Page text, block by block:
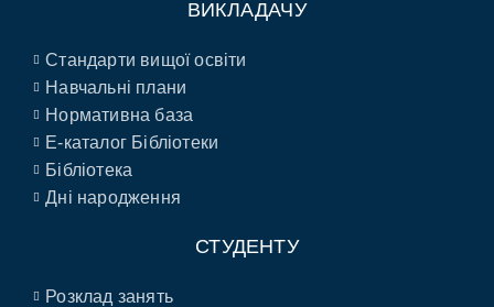
ВИКЛАДАЧУ
Стандарти вищої освіти
Навчальні плани
Нормативна база
E-каталог Бібліотеки
Бібліотека
Дні народження
СТУДЕНТУ
Розклад занять